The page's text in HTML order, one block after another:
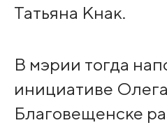
Татьяна Кнак.
В мэрии тогда
инициативе
Благовещенске